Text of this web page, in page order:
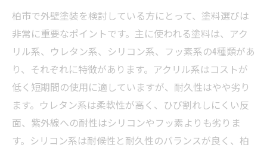
塗料の最終まとめ
柏市で人気の外壁塗装塗料種類ランキングTOP3
を紹介
初めての外壁塗装でも安心！柏市の塗料選び相
談窓口の活用法
柏市で外壁塗装を検討している方にとって、塗料選びは
非常に重要なポイントです。主に使われる塗料は、アク
リル系、ウレタン系、シリコン系、フッ素系の4種類があ
り、それぞれに特徴があります。アクリル系はコストが
低く短期間の使用に適していますが、耐久性はやや劣り
ます。ウレタン系は柔軟性が高く、ひび割れしにくい反
面、紫外線への耐性はシリコンやフッ素よりも劣りま
す。シリコン系は耐候性と耐久性のバランスが良く、柏